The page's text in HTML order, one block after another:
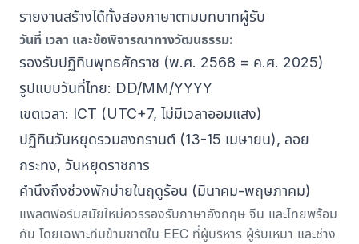
รายงานสร้างได้ทั้งสองภาษาตามบทบาทผู้รับ
วันที่ เวลา และข้อพิจารณาทางวัฒนธรรม:
รองรับปฏิทินพุทธศักราช (พ.ศ. 2568 = ค.ศ. 2025)
รูปแบบวันที่ไทย: DD/MM/YYYY
เขตเวลา: ICT (UTC+7, ไม่มีเวลาออมแสง)
ปฏิทินวันหยุดรวมสงกรานต์ (13-15 เมษายน), ลอย
กระทง, วันหยุดราชการ
คำนึงถึงช่วงพักบ่ายในฤดูร้อน (มีนาคม-พฤษภาคม)
แพลตฟอร์มสมัยใหม่ควรรองรับภาษาอังกฤษ จีน และไทยพร้อม
กัน โดยเฉพาะทีมข้ามชาติใน EEC ที่ผู้บริหาร ผู้รับเหมา และช่าง